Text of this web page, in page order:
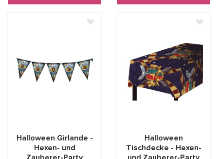
Halloween Girlande -
Hexen- und
Halloween
Tischdecke - Hexen-